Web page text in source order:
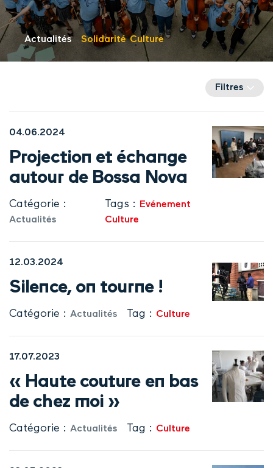
Actualités Solidarité Culture
Filtres
04.06.2024
Projection et échange
autour de Bossa Nova
Catégorie :
Actualités
Tags :
Evénement
Culture
12.03.2024
Silence, on tourne !
Catégorie : Actualités Tag : Culture
17.07.2023
« Haute couture en bas
de chez moi »
Catégorie : Actualités Tag : Culture